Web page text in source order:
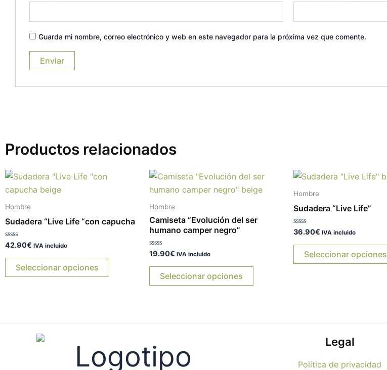
Guarda mi nombre, correo electrónico y web en este navegador para la próxima vez que comente.
Productos relacionados
Hombre
Sudadera “Live Life “con capucha
Valorado
0
42.90€ IVA incluido
Seleccionar opciones
variantes.
producto
Hombre
Camiseta “Evolución del ser
humano camper negro”
Valorado
con
0
19.90€ IVA incluido
Seleccionar opciones
Este
producto
se
Hombre
Sudadera “Live Life”
Valorado
con
0
36.90€ IVA incluido
Seleccionar opciones
Legal
Política de privacidad